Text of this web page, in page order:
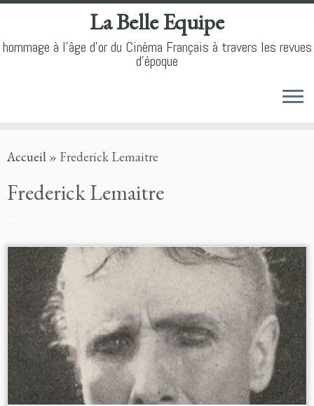
to
La Belle Equipe
hommage à l'âge d'or du Cinéma Français à travers les revues
d'époque
Accueil » Frederick Lemaitre
Frederick Lemaitre